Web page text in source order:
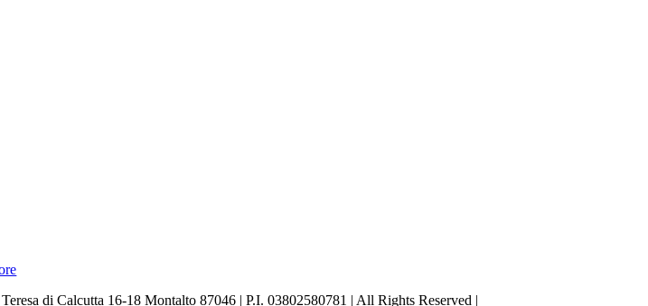
di Calcutta 16-18 Montalto 87046 | P.I. 03802580781 | All Rights Reserved |